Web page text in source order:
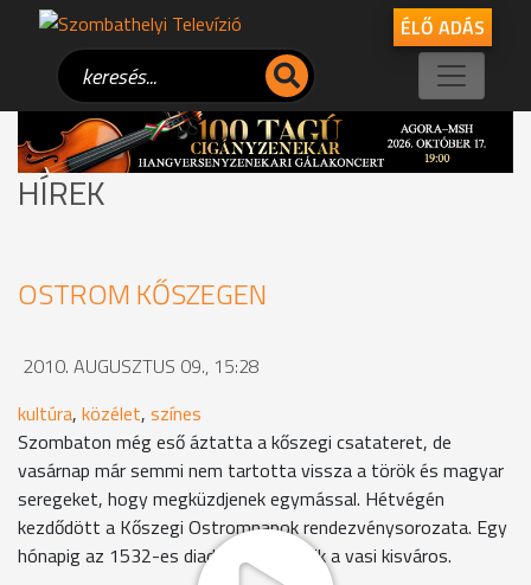
ÉLŐ ADÁS
HÍREK
OSTROM KŐSZEGEN
2010. AUGUSZTUS 09., 15:28
kultúra, közélet, színes
Szombaton még eső áztatta a kőszegi csatateret, de
vasárnap már semmi nem tartotta vissza a török és magyar
seregeket, hogy megküzdjenek egymással. Hétvégén
kezdődött a Kőszegi Ostromnapok rendezvénysorozata. Egy
hónapig az 1532-es diadalra emlékezik a vasi kisváros.